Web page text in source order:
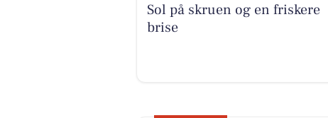
Sol på skruen og en friskere
brise